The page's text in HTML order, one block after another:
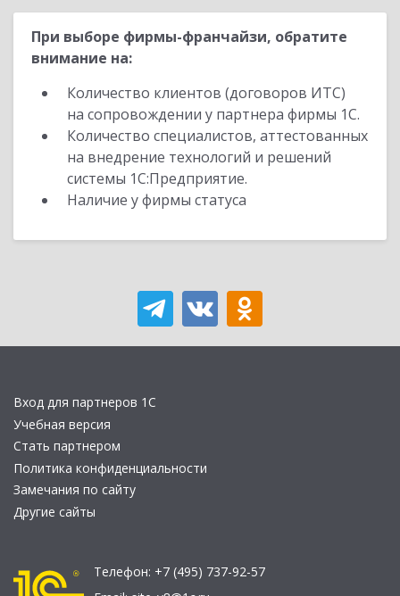
При выборе фирмы-франчайзи, обратите
внимание на:
Количество клиентов (договоров ИТС)
на сопровождении у партнера фирмы 1С.
Количество специалистов, аттестованных
на внедрение технологий и решений
системы 1С:Предприятие.
Наличие у фирмы статуса
Вход для партнеров 1С
Учебная версия
Стать партнером
Политика конфиденциальности
Замечания по сайту
Другие сайты
Телефон: +7 (495) 737-92-57